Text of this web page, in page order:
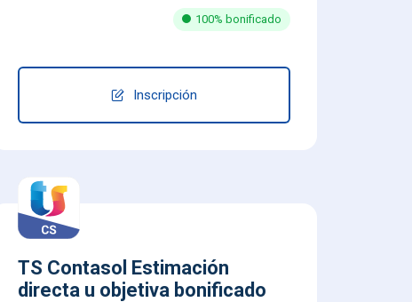
100% bonificado
Inscripción
TS Contasol Estimación
directa u objetiva bonificado